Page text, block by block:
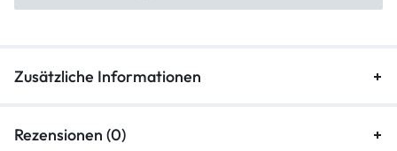
kameraglasreparatur
Zusätzliche Informationen
Rezensionen (0)